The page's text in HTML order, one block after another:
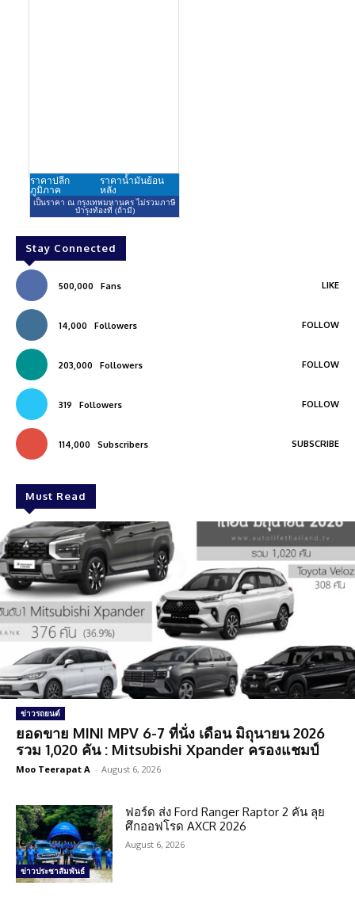
Stay Connected
500,000 Fans LIKE
14,000 Followers FOLLOW
203,000 Followers FOLLOW
319 Followers FOLLOW
114,000 Subscribers SUBSCRIBE
Must Read
ข่าวรถยนต์
ยอดขาย MINI MPV 6-7 ที่นั่ง เดือน มิถุนายน 2026
รวม 1,020 คัน : Mitsubishi Xpander ครองแชมป์
Moo Teerapat A - August 6, 2026
ข่าวประชาสัมพันธ์
ฟอร์ด ส่ง Ford Ranger Raptor 2 คัน ลุย
ศึกออฟโรด AXCR 2026
August 6, 2026